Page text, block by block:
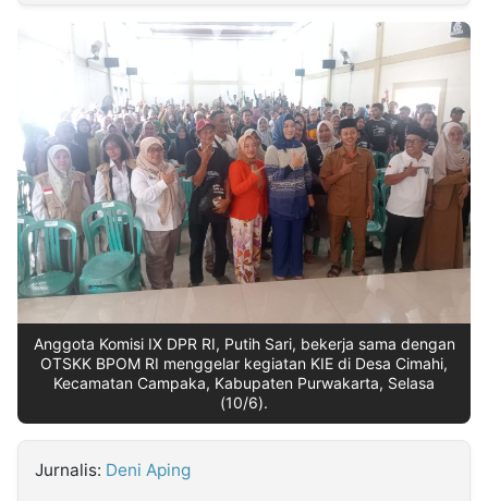
INDONESIA
Insight
NTB
Suara
Time
Lens
IDN
Daily
Jogja
Jalan
Rakyat
Idealita
News
Kita
Notice
Dinamikapost.com
Radar
Baru
Seedbacklink
Follow
Kabarbaru
Anggota Komisi IX DPR RI, Putih Sari, bekerja sama dengan
OTSKK BPOM RI menggelar kegiatan KIE di Desa Cimahi,
Kecamatan Campaka, Kabupaten Purwakarta, Selasa
(10/6).
Jurnalis: Deni Aping